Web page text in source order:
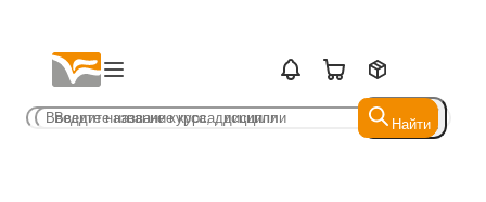
Найти
Найти